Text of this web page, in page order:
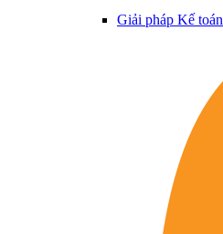
Giải pháp Kế toán